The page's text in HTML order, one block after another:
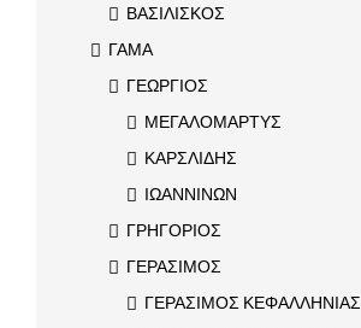
ΒΑΣΙΛΙΣΚΟΣ
ΓΑΜΑ
ΓΕΩΡΓΙΟΣ
ΜΕΓΑΛΟΜΑΡΤΥΣ
ΚΑΡΣΛΙΔΗΣ
ΙΩΑΝΝΙΝΩΝ
ΓΡΗΓΟΡΙΟΣ
ΓΕΡΑΣΙΜΟΣ
ΓΕΡΑΣΙΜΟΣ ΚΕΦΑΛΛΗΝΙΑΣ